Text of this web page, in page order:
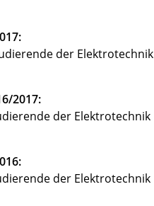
der Elektrotechnik
2017:
der Elektrotechnik
der Elektrotechnik